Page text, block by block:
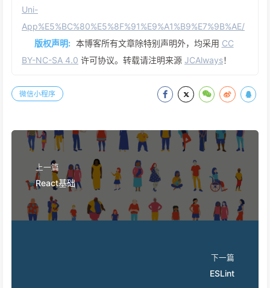
Uni-
App%E5%BC%80%E5%8F%91%E9%A1%B9%E7%9B%AE/
版权声明: 本博客所有文章除特别声明外，均采用 CC
BY-NC-SA 4.0 许可协议。转载请注明来源 JCAlways！
微信小程序
上一篇
React基础
下一篇
ESLint